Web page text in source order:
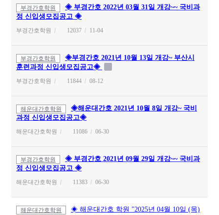
부경간호학원
◈ 부경간호 2022년 03월 31일 개강~~ 국비과
정 신입생모집공고 ◈
부경간호학원 12037 11-04
부경간호학원
◈부경간호 2021년 10월 13일 개강~ 부산시
훈련과정 신입생모집공고◈
부경간호학원 11844 08-12
해운대간호학원
◈해운대간호 2021년 10월 8일 개강~ 국비
과정 신입생모집공고◈
해운대간호학원 11086 06-30
부경간호학원
◈ 부경간호 2021년 09월 29일 개강~~ 국비과
정 신입생모집공고 ◈
해운대간호학원 11383 06-30
해운대간호학원
◈ 해운대간호 학원 "2025년 04월 10일 (목)